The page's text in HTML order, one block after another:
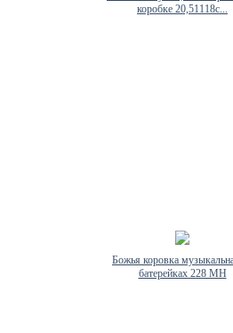
коробке 20,51118с...
Божья коровка
батерейках 228 МН